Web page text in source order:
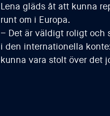
Lena gläds åt att kunna
runt om i Europa.
– Det är väldigt roligt och
i den internationella
kunna vara stolt över det